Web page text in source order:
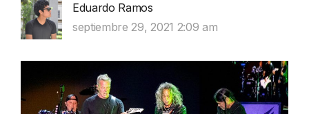
Eduardo Ramos
septiembre 29, 2021 2:09 am